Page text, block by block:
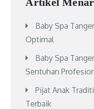
Baby Spa
Optimal
Baby Spa
Sentuhan
Pijat Anak
Terbaik